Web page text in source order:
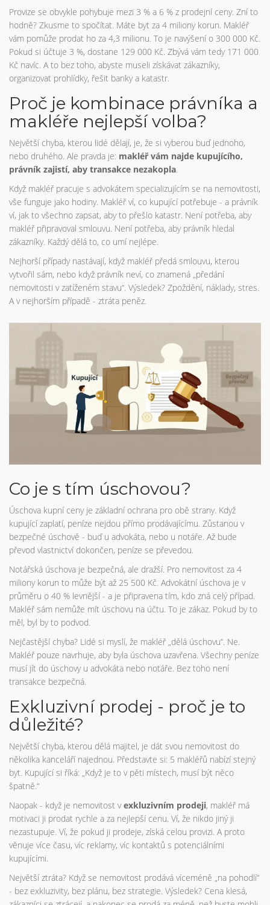
Provize se obvykle pohybuje mezi 3 % a 6 % z prodejní ceny. Zní to
hodně? Zkusme to spočítat. Máte byt za 4 miliony korun. Makléř
vám pomůže prodat ho za 4,3 milionu. To je navýšení o 300 000 Kč.
Pokud si účtuje 3 %, dostane 129 000 Kč. Zbývá vám tedy 171 000
Kč navíc. A to bez toho, abyste museli získávat zákazníky,
organizovat prohlídky, řešit banky a katastr.
Proč je kombinace právníka a
makléře nejlepší volba?
Největší chyba, kterou lidé dělají, je, že si vyberou buď jednoho,
nebo druhého. Ale pravda je: makléř vám najde kupujícího,
právník zajistí, aby transakce nezakopla.
Když makléř pracuje s advokátem specializujícím se na nemovitosti,
vše funguje jako hodiny. Makléř ví, co kupující potřebuje - a právník
ví, jak to všechno zapsat, aby to přešlo katastr. Není potřeba, aby
makléř připravoval smlouvu. Není potřeba, aby právník hledal
zákazníky. Každý dělá to, co umí nejlépe.
Nejhorší případy nastávají, když makléř předá smlouvu, kterou
vytvořil sám, nebo když právník neví, co znamená „předání
nemovitosti v zatíženém stavu“. Výsledek? Zpoždění, náklady, stres.
A v nejhorším případě - ztráta peněz.
Co je s tím úschovou?
Úschova kupní ceny je základní ochrana pro obě strany. Když
kupující zaplatí, peníze nejdou přímo prodávajícímu. Zůstanou v
bezpečné úschově - buď u advokáta, nebo u notáře. Až bude
převod vlastnictví dokončen, peníze se převedou.
Notářská úschova je bezpečná, ale dražší. Pro nemovitost za 4
miliony korun to může být až 25 500 Kč. Advokátní úschova je v
průměru o 40 % levnější - a je připravena tím, kdo zná celý případ.
Makléř sám nemůže mít úschovu na účtu. To je zákaz. Pokud by to
měl, byl by to podvod.
Nejčastější chyba? Lidé si myslí, že makléř „dělá úschovu“. Ne.
Makléř pouze navrhuje, aby byla úschova uzavřena. Všechny peníze
musí jít do úschovy u advokáta nebo notáře. Bez toho není
transakce bezpečná.
Exkluzivní prodej - proč je to
důležité?
Největší chyba, kterou dělá majitel, je dát svou nemovitost do
několika kanceláří najednou. Představte si: 5 makléřů nabízí stejný
byt. Kupující si říká: „Když je to v pěti místech, musí být něco
špatně.“
Naopak - když je nemovitost vexkluzivním prodeji, makléř má
motivaci ji prodat rychle a za nejlepší cenu. Ví, že nikdo jiný ji
nezastupuje. Ví, že pokud ji prodeje, získá celou provizi. A proto
věnuje více času, víc reklamy, víc kontaktů s potenciálními
kupujícími.
Největší ztráta? Když se nemovitost prodává víceméně „na pohodlí“
- bez exkluzivity, bez plánu, bez strategie. Výsledek? Cena klesá,